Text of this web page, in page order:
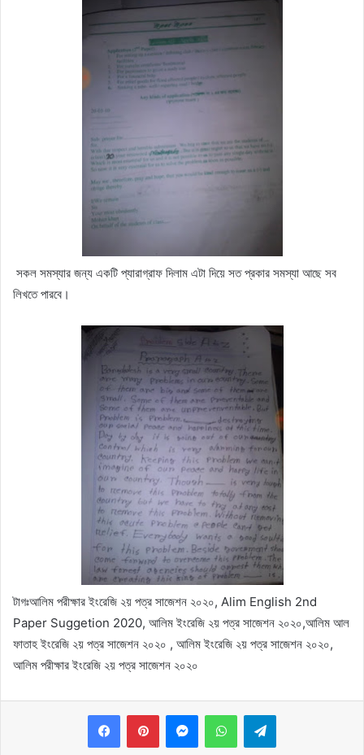
সকল সমস্যার জন্য একটি প্যারাগ্রাফ দিলাম এটা দিয়ে সত প্রকার সমস্যা আছে সব
লিখতে পারবে।
টাগঃআলিম পরীক্ষার ইংরেজি ২য় পত্র সাজেশন ২০২০, Alim English 2nd
Paper Suggetion 2020, আলিম ইংরেজি ২য় পত্র সাজেশন ২০২০,আলিম আল
ফাতাহ ইংরেজি ২য় পত্র সাজেশন ২০২০ , আলিম ইংরেজি ২য় পত্র সাজেশন ২০২০,
আলিম পরীক্ষার ইংরেজি ২য় পত্র সাজেশন ২০২০
MessengerWhatsAppTelegram